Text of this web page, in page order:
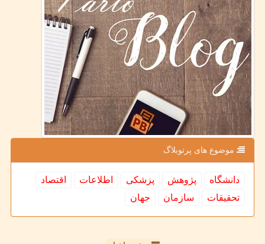
موضوع های پرتوبلاگ
دانشگاه پژوهش پزشكی اطلاعات
اقتصاد
تحقیقات
سازمان جهان